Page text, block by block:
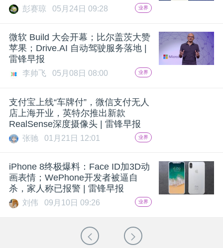
彭赛琼 05月24日 09:28 业界
微软 Build 大会开幕；比尔盖茨大赞
苹果；Drive.AI 自动驾驶服务落地 |
雷锋早报
李帅飞 05月08日 08:00 业界
支付宝上线“车牌付”，微信支付无人
店上海开业，英特尔推出新款
RealSense深度摄像头 | 雷锋早报
张驰 01月21日 12:01 业界
iPhone 8终极爆料：Face ID加3D动
画表情；WePhone开发者被逼自
杀，家人称已报警 | 雷锋早报
刘伟 09月10日 09:26 业界